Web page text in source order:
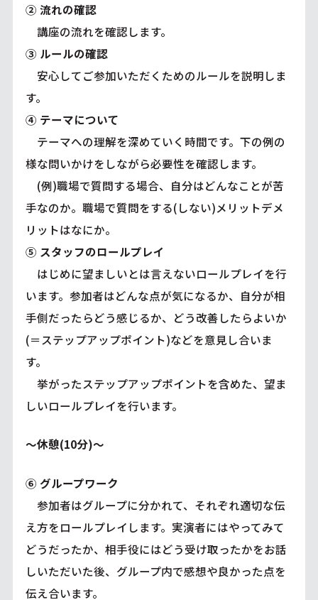
② 流れの確認
講座の流れを確認します。
③ ルールの確認
安心してご参加いただくためのルールを説明しま
す。
④ テーマについて
テーマへの理解を深めていく時間です。下の例の
様な問いかけをしながら必要性を確認します。
(例)職場で質問する場合、自分はどんなことが苦
手なのか。職場で質問をする(しない)メリットデメ
リットはなにか。
⑤ スタッフのロールプレイ
はじめに望ましいとは言えないロールプレイを行
います。参加者はどんな点が気になるか、自分が相
手側だったらどう感じるか、どう改善したらよいか
(＝ステップアップポイント)などを意見し合いま
す。
挙がったステップアップポイントを含めた、望ま
しいロールプレイを行います。
～休憩(10分)～
⑥ グループワーク
参加者はグループに分かれて、それぞれ適切な伝
え方をロールプレイします。実演者にはやってみて
どうだったか、相手役にはどう受け取ったかをお話
しいただいた後、グループ内で感想や良かった点を
伝え合います。